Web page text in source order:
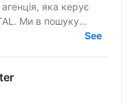
яка керує
ключовою людиною
See